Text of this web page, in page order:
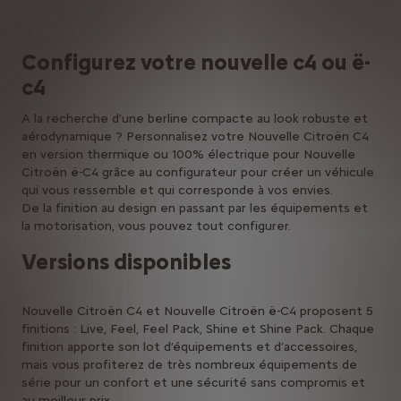
Configurez votre nouvelle c4 ou ë-
c4
A la recherche d’une berline compacte au look robuste et
aérodynamique ? Personnalisez votre Nouvelle Citroën C4
en version thermique ou 100% électrique pour Nouvelle
Citroën ë-C4 grâce au configurateur pour créer un véhicule
qui vous ressemble et qui corresponde à vos envies.
De la finition au design en passant par les équipements et
la motorisation, vous pouvez tout configurer.
Versions disponibles
Nouvelle Citroën C4 et Nouvelle Citroën ë-C4 proposent 5
finitions : Live, Feel, Feel Pack, Shine et Shine Pack. Chaque
finition apporte son lot d’équipements et d’accessoires,
mais vous profiterez de très nombreux équipements de
série pour un confort et une sécurité sans compromis et